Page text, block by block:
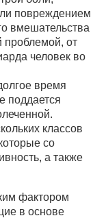
повреждением
вмешательства
проблемой, от
человек во
время
поддается
классов
со
а также
фактором
в основе